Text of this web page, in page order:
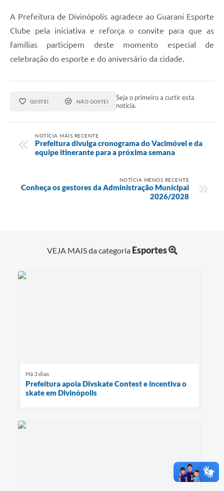
A Prefeitura de Divinópolis agradece ao Guarani Esporte
Clube pela iniciativa e reforça o convite para que as
famílias participem deste momento especial de
celebração do esporte e do aniversário da cidade.
GOSTEI NÃO GOSTEI
Seja o primeiro a curtir esta
notícia.
NOTÍCIA MAIS RECENTE
Prefeitura divulga cronograma do Vacimóvel e da
equipe itinerante para a próxima semana
NOTÍCIA MENOS RECENTE
Conheça os gestores da Administração Municipal
2026/2028
VEJA MAIS da categoria Esportes
Há 3 dias
Prefeitura apoia Divskate Contest e incentiva o
skate em Divinópolis